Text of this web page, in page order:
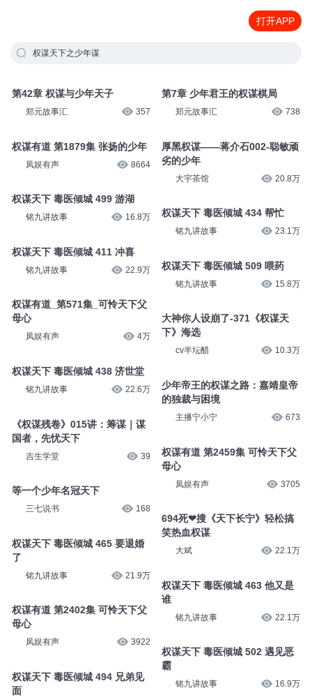
打开APP
权谋天下之少年谋
第42章 权谋与少年天子
郑元故事汇 357
权谋有道 第1879集 张扬的少年
凤娱有声 8664
权谋天下 毒医倾城 499 游湖
铭九讲故事 16.8万
权谋天下 毒医倾城 411 冲喜
铭九讲故事 22.9万
权谋有道_第571集_可怜天下父
母心
凤娱有声 4万
权谋天下 毒医倾城 438 济世堂
铭九讲故事 22.6万
《权谋残卷》015讲：筹谋｜谋
国者，先忧天下
吉生学堂 39
等一个少年名冠天下
三七说书 168
权谋天下 毒医倾城 465 要退婚
了
铭九讲故事 21.9万
权谋有道 第2402集 可怜天下父
母心
凤娱有声 3922
权谋天下 毒医倾城 494 兄弟见
面
第7章 少年君王的权谋棋局
郑元故事汇 738
厚黑权谋——蒋介石002-聪敏顽
劣的少年
大宇茶馆 20.8万
权谋天下 毒医倾城 434 帮忙
铭九讲故事 23.1万
权谋天下 毒医倾城 509 喂药
铭九讲故事 15.8万
大神你人设崩了-371《权谋天
下》海选
cv半坛醋 10.3万
少年帝王的权谋之路：嘉靖皇帝
的独裁与困境
主播宁小宁 673
权谋有道 第2459集 可怜天下父
母心
凤娱有声 3705
694死❤搜《天下长宁》轻松搞
笑热血权谋
大斌 22.1万
权谋天下 毒医倾城 463 他又是
谁
铭九讲故事 22.1万
权谋天下 毒医倾城 502 遇见恶
霸
铭九讲故事 16.9万